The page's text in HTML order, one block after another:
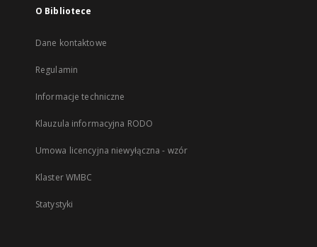
O Bibliotece
Dane kontaktowe
Regulamin
Informacje techniczne
Klauzula informacyjna RODO
Umowa licencyjna niewyłączna - wzór
Klaster WMBC
Statystyki